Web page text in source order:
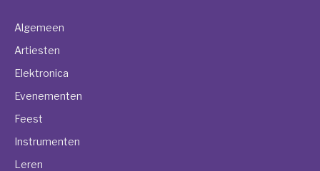
Algemeen
Artiesten
Elektronica
Evenementen
Feest
Instrumenten
Leren